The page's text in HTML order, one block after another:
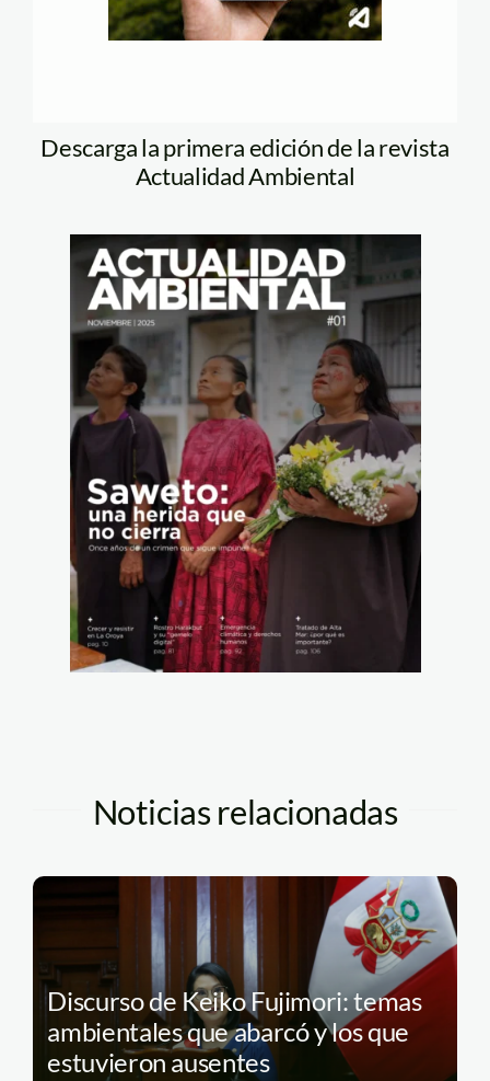
Descarga la primera edición de la revista
Actualidad Ambiental
Noticias relacionadas
Discurso de Keiko Fujimori: temas
ambientales que abarcó y los que
estuvieron ausentes